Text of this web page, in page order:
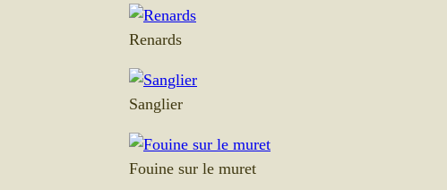
Renards
Sanglier
Fouine sur le muret